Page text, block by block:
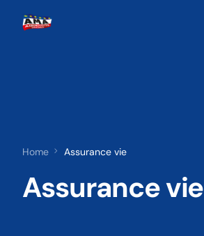
Home Assurance vie
Assurance vie